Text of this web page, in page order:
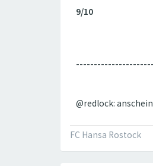
9/10
@redlock:
FC Hansa Rostock